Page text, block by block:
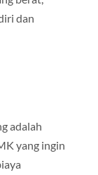
dan
adalah
yang ingin